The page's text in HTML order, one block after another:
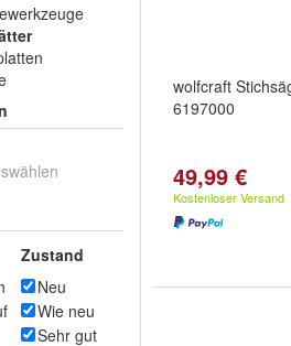
Zustand
Neu
Wie neu
Sehr gut
wolfcraft
6197000
49,99 €
Kostenloser Versand